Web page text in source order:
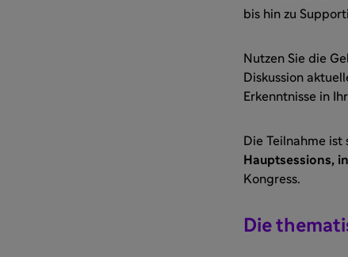
bis hin zu
Nutzen Sie die
Diskussion
Erkenntnisse in
Die Teilnahme
Hauptsessions,
Kongress.
Die